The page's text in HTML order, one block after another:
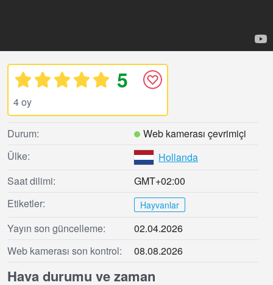
5
4 oy
Durum:
Web kamerası çevrimiçi
Ülke:
Hollanda
Saat dilimi:
GMT+02:00
Etiketler:
Hayvanlar
Yayın son güncelleme:
02.04.2026
Web kamerası son kontrol:
08.08.2026
Hava durumu ve zaman